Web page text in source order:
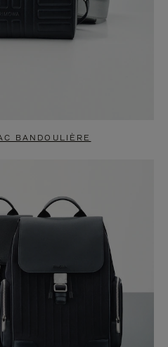
BANDOULIÈRE